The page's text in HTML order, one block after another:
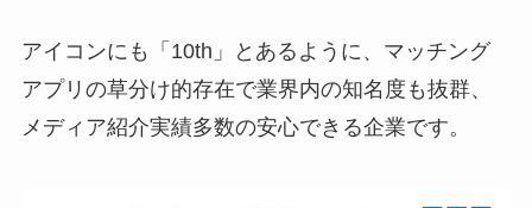
アイコンにも「10th」とあるように、マッチング
アプリの草分け的存在で業界内の知名度も抜群、
メディア紹介実績多数の安心できる企業です。